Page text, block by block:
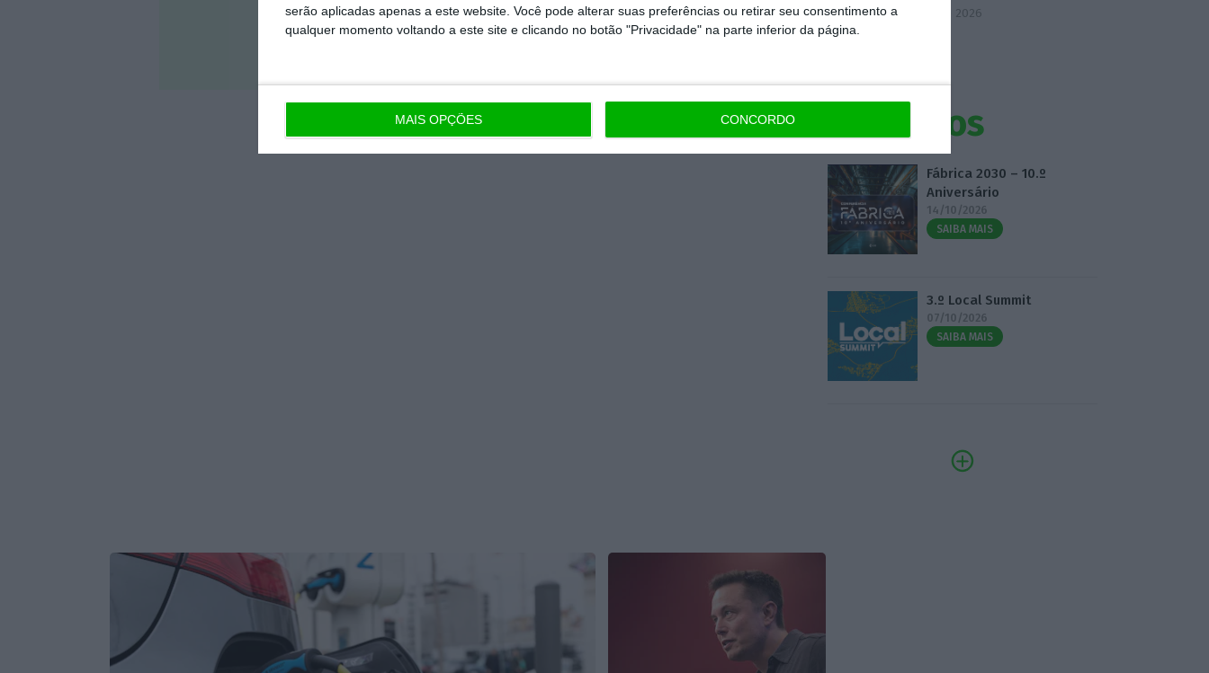
serão aplicadas apenas a este website. Você pode alterar suas preferências ou retirar seu consentimento a
qualquer momento voltando a este site e clicando no botão "Privacidade" na parte inferior da página.
MAIS OPÇÕES CONCORDO
Assine já 5 Agosto 2026
Eventos
Fábrica 2030 – 10.º
Aniversário
14/10/2026
SAIBA MAIS
3.º Local Summit
07/10/2026
SAIBA MAIS